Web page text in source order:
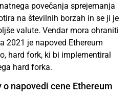
povečanja sprejemanja
na številnih borzah in se ji je
valute. Vendar mora ohraniti
2021 je napoved Ethereum
hard fork, ki bi implementiral
hard forka.
napovedi cene Ethereum